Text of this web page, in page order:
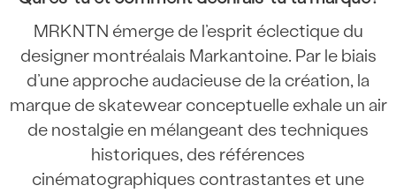
MRKNTN émerge de l’esprit éclectique du
designer montréalais Markantoine. Par le biais
d’une approche audacieuse de la création, la
marque de skatewear conceptuelle exhale un air
de nostalgie en mélangeant des techniques
historiques, des références
cinématographiques contrastantes et une